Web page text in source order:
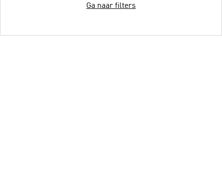
Ga naar filters